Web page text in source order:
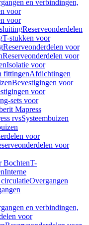
en verbindingen,
voor
voor
Reserveonderdelen
T-stukken voor
Reserveonderdelen voor
Reserveonderdelen voor
Isolatie voor
fittingenAfdichtingen
Bevestigingen voor
voor
sets voor
Mapress
rvsSysteembuizen
voor
voor
BochtenT-
Interne
Overgangen
en verbindingen,
voor